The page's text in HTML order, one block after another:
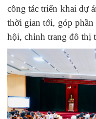
công tác triển khai dự
thời gian tới, góp
hội, chỉnh trang đô thị